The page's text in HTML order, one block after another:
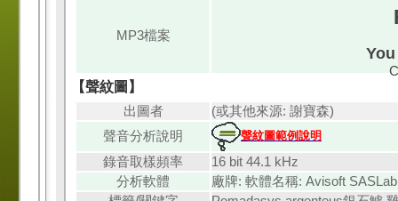
MP3檔案
【聲紋圖】
出圖者
(或其他來源: 謝寶森)
聲音分析說明
聲紋圖範例說明
錄音取樣頻率
16 bit 44.1 kHz
分析軟體
廠牌: 軟體名稱: Avisoft